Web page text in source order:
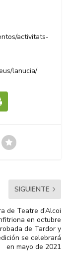
activitats-
lanucia/
SIGUIENTE
de Teatre d’Alcoi
en octubre
de Tardor y
se celebrará
en mayo de 2021